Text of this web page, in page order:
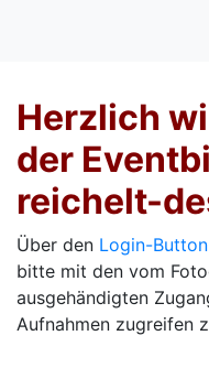
Herzlich
der
reichelt-
Über den Login-Button
bitte mit den vom
ausgehändigten
Aufnahmen zugreifen